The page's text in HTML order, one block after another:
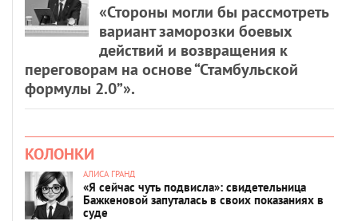
«Стороны могли бы рассмотреть
вариант заморозки боевых
действий и возвращения к
переговорам на основе “Стамбульской
формулы 2.0”».
КОЛОНКИ
АЛИСА ГРАНД
«Я сейчас чуть подвисла»: свидетельница
Бажкеновой запуталась в своих показаниях в
суде